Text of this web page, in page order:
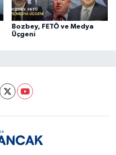
Bozbey, FETÖ ve Medya
Üçgeni